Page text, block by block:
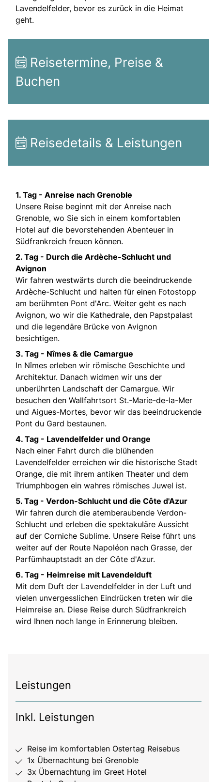
Lavendelfelder, bevor es zurück in die Heimat
geht.
Reisetermine, Preise &
Buchen
Reisedetails & Leistungen
1. Tag - Anreise nach Grenoble
Unsere Reise beginnt mit der Anreise nach
Grenoble, wo Sie sich in einem komfortablen
Hotel auf die bevorstehenden Abenteuer in
Südfrankreich freuen können.
2. Tag - Durch die Ardèche-Schlucht und
Avignon
Wir fahren westwärts durch die beeindruckende
Ardèche-Schlucht und halten für einen Fotostopp
am berühmten Pont d'Arc. Weiter geht es nach
Avignon, wo wir die Kathedrale, den Papstpalast
und die legendäre Brücke von Avignon
besichtigen.
3. Tag - Nîmes & die Camargue
In Nîmes erleben wir römische Geschichte und
Architektur. Danach widmen wir uns der
unberührten Landschaft der Camargue. Wir
besuchen den Wallfahrtsort St.-Marie-de-la-Mer
und Aigues-Mortes, bevor wir das beeindruckende
Pont du Gard bestaunen.
4. Tag - Lavendelfelder und Orange
Nach einer Fahrt durch die blühenden
Lavendelfelder erreichen wir die historische Stadt
Orange, die mit ihrem antiken Theater und dem
Triumphbogen ein wahres römisches Juwel ist.
5. Tag - Verdon-Schlucht und die Côte d'Azur
Wir fahren durch die atemberaubende Verdon-
Schlucht und erleben die spektakuläre Aussicht
auf der Corniche Sublime. Unsere Reise führt uns
weiter auf der Route Napoléon nach Grasse, der
Parfümhauptstadt an der Côte d'Azur.
6. Tag - Heimreise mit Lavendelduft
Mit dem Duft der Lavendelfelder in der Luft und
vielen unvergesslichen Eindrücken treten wir die
Heimreise an. Diese Reise durch Südfrankreich
wird Ihnen noch lange in Erinnerung bleiben.
Leistungen
Inkl. Leistungen
Reise im komfortablen Ostertag Reisebus
1x Übernachtung bei Grenoble
3x Übernachtung im Greet Hotel